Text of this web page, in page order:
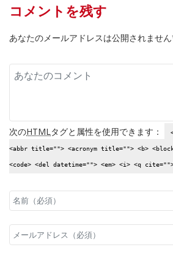
コメントを残す
あなたのメールアドレスは公開されませ
次のHTML タグと属性を使用できます：
<abbr title=""> <acronym title=""> <b>
<code> <del datetime=""> <em> <i> <q